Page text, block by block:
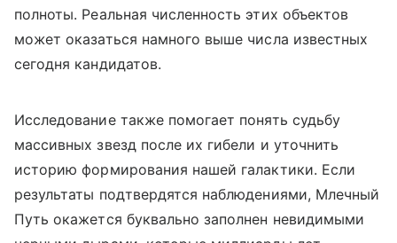
полноты. Реальная численность этих объектов
может оказаться намного выше числа известных
сегодня кандидатов.
Исследование также помогает понять судьбу
массивных звезд после их гибели и уточнить
историю формирования нашей галактики. Если
результаты подтвердятся наблюдениями, Млечный
Путь окажется буквально заполнен невидимыми